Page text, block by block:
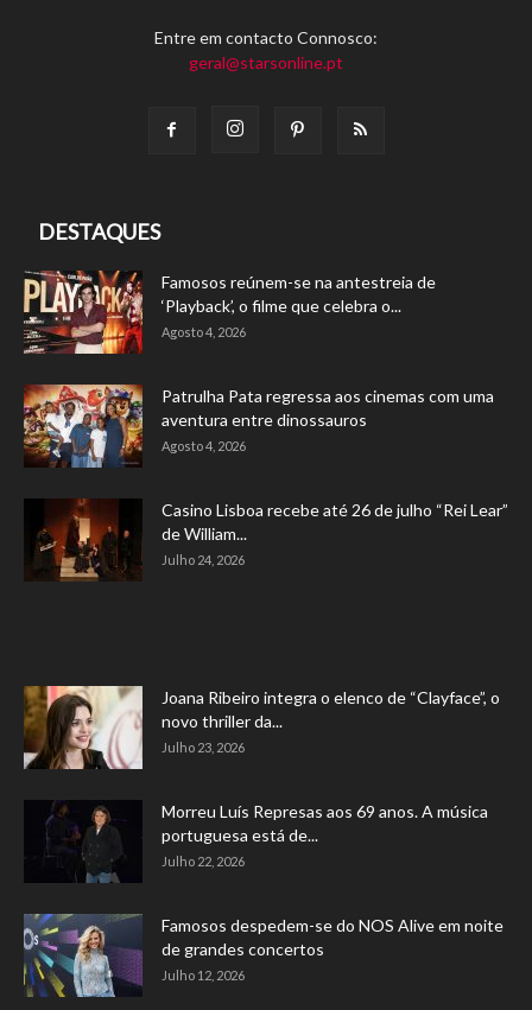
Entre em contacto Connosco:
geral@starsonline.pt
DESTAQUES
Famosos reúnem-se na antestreia de
‘Playback’, o filme que celebra o...
Agosto 4, 2026
Patrulha Pata regressa aos cinemas com uma
aventura entre dinossauros
Agosto 4, 2026
Casino Lisboa recebe até 26 de julho “Rei Lear”
de William...
Julho 24, 2026
Joana Ribeiro integra o elenco de “Clayface”, o
novo thriller da...
Julho 23, 2026
Morreu Luís Represas aos 69 anos. A música
portuguesa está de...
Julho 22, 2026
Famosos despedem-se do NOS Alive em noite
de grandes concertos
Julho 12, 2026